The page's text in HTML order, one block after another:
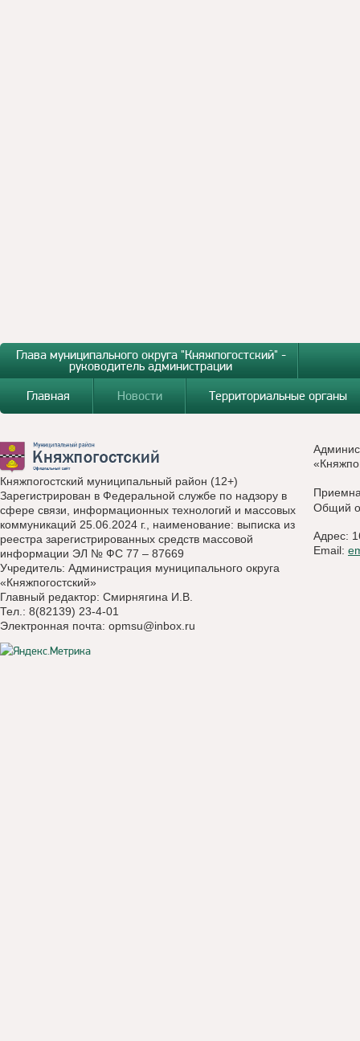
Глава муниципального округа "Княжпогостский" -
руководитель администрации
Главная
Новости Территориальные органы
Княжпогостский муниципальный район (12+)
Зарегистрирован в Федеральной службе по надзору в
сфере связи, информационных технологий и массовых
коммуникаций 25.06.2024 г., наименование: выписка из
реестра зарегистрированных средств массовой
информации ЭЛ № ФС 77 – 87669
Учредитель: Администрация муниципального округа
«Княжпогостский»
Главный редактор: Смирнягина И.В.
Тел.: 8(82139) 23-4-01
Электронная почта: opmsu@inbox.ru
Общий
Адрес:
Email: